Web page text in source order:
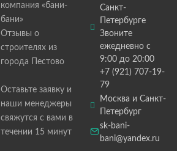
компания «бани-
бани»
Отзывы о
строителях из
города Пестово
Оставьте заявку и
наши менеджеры
свяжутся с вами в
течении 15 минут
Санкт-
Петербурге
Звоните
ежедневно с
9:00 до 20:00
+7 (921) 707-19-
79
Москва и Санкт-
Петербург
sk-bani-
bani@yandex.ru